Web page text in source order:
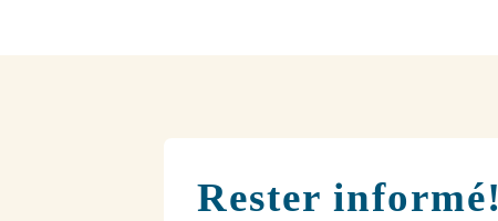
Rester informé!